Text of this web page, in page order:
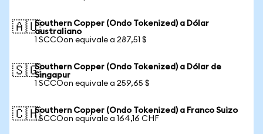
🇦🇺Southern Copper (Ondo Tokenized) a Dólar
australiano
1 SCCOon equivale a 287,51 $
🇸🇬Southern Copper (Ondo Tokenized) a Dólar de
Singapur
1 SCCOon equivale a 259,65 $
🇨🇭Southern Copper (Ondo Tokenized) a Franco Suizo
1 SCCOon equivale a 164,16 CHF